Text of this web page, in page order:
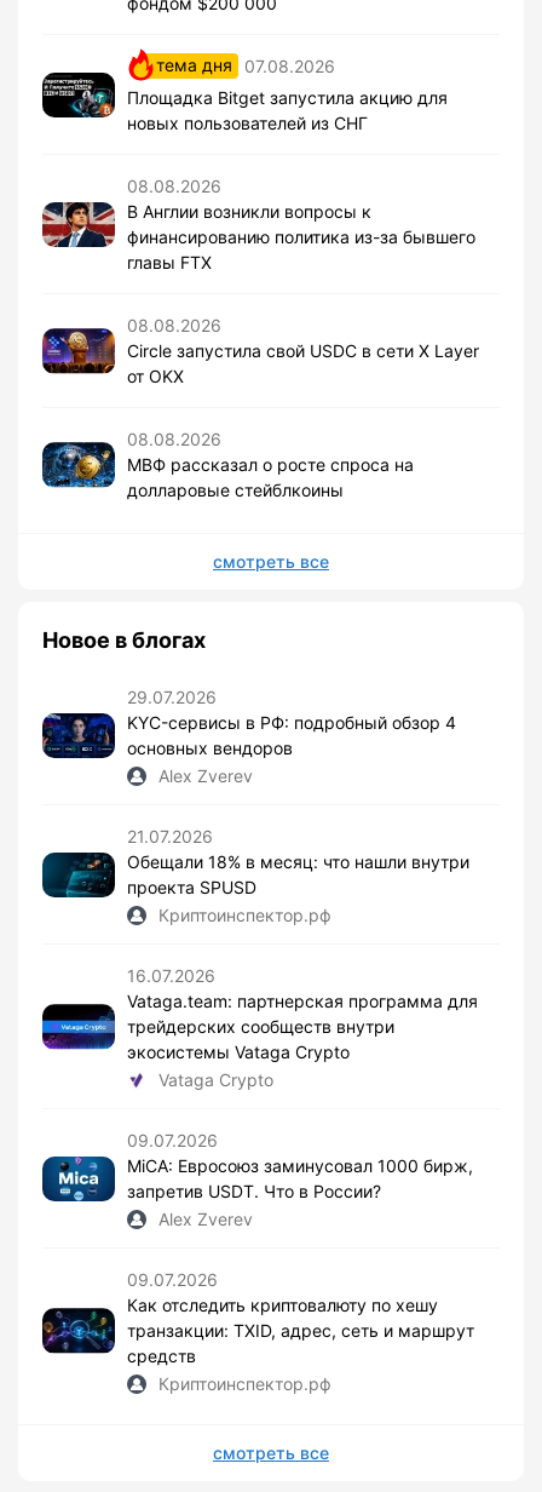
тема дня
07.08.2026
Площадка Bitget запустила акцию для
новых пользователей из СНГ
08.08.2026
В Англии возникли вопросы к
финансированию политика из-за бывшего
главы FTX
08.08.2026
Circle запустила свой USDC в сети X Layer
от OKX
08.08.2026
МВФ рассказал о росте спроса на
долларовые стейблкоины
смотреть все
Новое в блогах
29.07.2026
KYC-сервисы в РФ: подробный обзор 4
основных вендоров
Alex Zverev
21.07.2026
Обещали 18% в месяц: что нашли внутри
проекта SPUSD
Криптоинспектор.рф
16.07.2026
Vataga.team: партнерская программа для
трейдерских сообществ внутри
экосистемы Vataga Crypto
Vataga Crypto
09.07.2026
MiCA: Евросоюз заминусовал 1000 бирж,
запретив USDT. Что в России?
Alex Zverev
09.07.2026
Как отследить криптовалюту по хешу
транзакции: TXID, адрес, сеть и маршрут
средств
Криптоинспектор.рф
смотреть все